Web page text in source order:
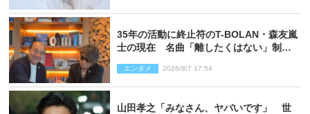
35年の活動に終止符のT-BOLAN・森友嵐
士の現在 名曲「離したくはない」制作
エンタメ 2026/8/7 17:54
山田孝之「みなさん、ヤバいです」 世